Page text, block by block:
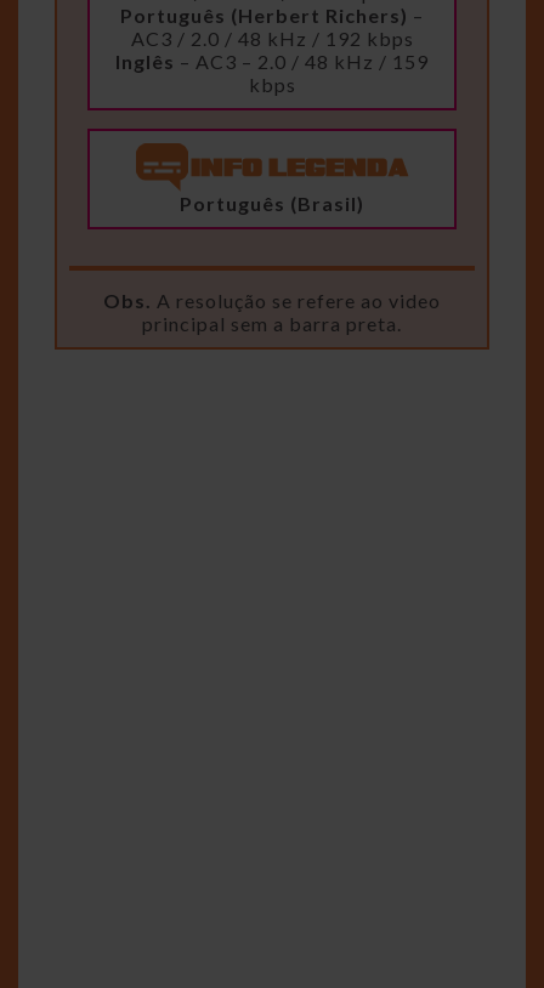
Português (Herbert Richers) –
AC3 / 2.0 / 48 kHz / 192 kbps
Inglês – AC3 – 2.0 / 48 kHz / 159
kbps
Português (Brasil)
Obs. A resolução se refere ao video
principal sem a barra preta.